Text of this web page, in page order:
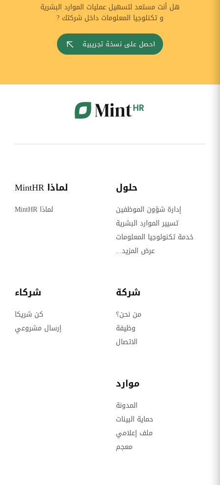
هل أنت مستعد لتسهيل عمليات الموارد البشرية
و تكنلوجيا المعلومات داخل شركتك ?
احصل على نسخة تجريبية
حلول
إدارة شؤون الموظفين
تسيير الموارد البشرية
خدمة تكنولوجيا المعلومات
عرض المزيد...
لماذا MintHR
لماذا MintHR
شركة
من نحن؟
وظيفة
الاتصال
شركاء
كن شريكا
إرسال مشروعي
موارد
المدونة
حماية البينات
ملف إعلامي
معجم